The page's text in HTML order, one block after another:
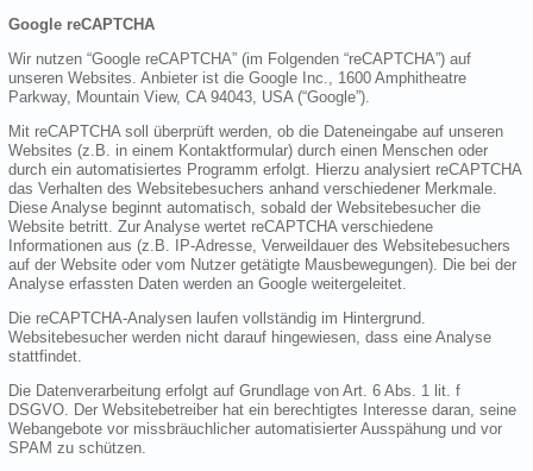
Google reCAPTCHA
Wir nutzen “Google reCAPTCHA” (im Folgenden “reCAPTCHA”) auf
unseren Websites. Anbieter ist die Google Inc., 1600 Amphitheatre
Parkway, Mountain View, CA 94043, USA (“Google”).
Mit reCAPTCHA soll überprüft werden, ob die Dateneingabe auf unseren
Websites (z.B. in einem Kontaktformular) durch einen Menschen oder
durch ein automatisiertes Programm erfolgt. Hierzu analysiert reCAPTCHA
das Verhalten des Websitebesuchers anhand verschiedener Merkmale.
Diese Analyse beginnt automatisch, sobald der Websitebesucher die
Website betritt. Zur Analyse wertet reCAPTCHA verschiedene
Informationen aus (z.B. IP-Adresse, Verweildauer des Websitebesuchers
auf der Website oder vom Nutzer getätigte Mausbewegungen). Die bei der
Analyse erfassten Daten werden an Google weitergeleitet.
Die reCAPTCHA-Analysen laufen vollständig im Hintergrund.
Websitebesucher werden nicht darauf hingewiesen, dass eine Analyse
stattfindet.
Die Datenverarbeitung erfolgt auf Grundlage von Art. 6 Abs. 1 lit. f
DSGVO. Der Websitebetreiber hat ein berechtigtes Interesse daran, seine
Webangebote vor missbräuchlicher automatisierter Ausspähung und vor
SPAM zu schützen.